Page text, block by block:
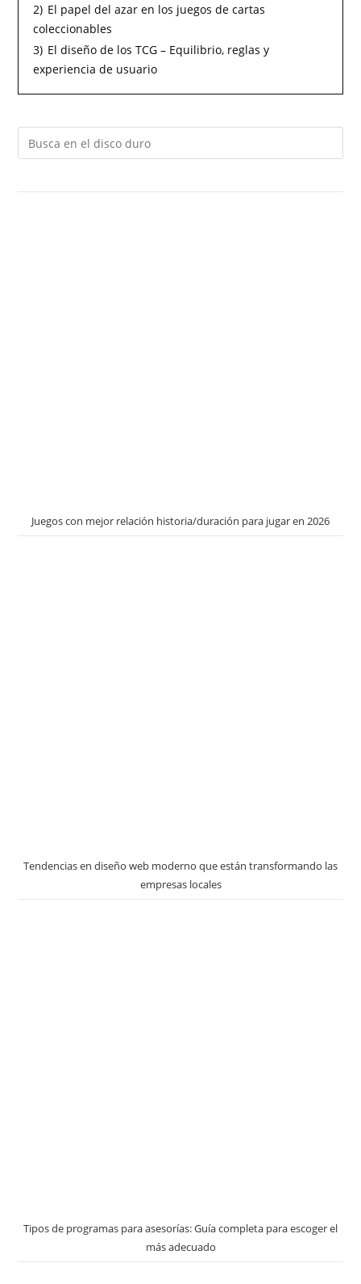
2) El papel del azar en los juegos de cartas
coleccionables
3) El diseño de los TCG – Equilibrio, reglas y
experiencia de usuario
Juegos con mejor relación historia/duración para jugar en 2026
Tendencias en diseño web moderno que están transformando las
empresas locales
Tipos de programas para asesorías: Guía completa para escoger el
más adecuado